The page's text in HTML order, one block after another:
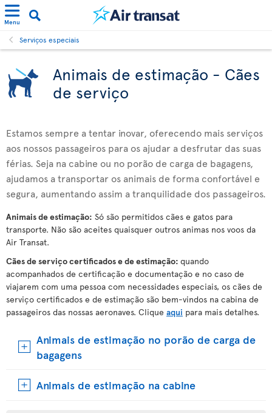
Menu
Serviços especiais
Animais de estimação - Cães
de serviço
Estamos sempre a tentar inovar, oferecendo mais serviços
aos nossos passageiros para os ajudar a desfrutar das suas
férias. Seja na cabine ou no porão de carga de bagagens,
ajudamos a transportar os animais de forma confortável e
segura, aumentando assim a tranquilidade dos passageiros.
Animais de estimação: Só são permitidos cães e gatos para
transporte. Não são aceites quaisquer outros animas nos voos da
Air Transat.
Cães de serviço certificados e de estimação: quando
acompanhados de certificação e documentação e no caso de
viajarem com uma pessoa com necessidades especiais, os cães de
serviço certificados e de estimação são bem-vindos na cabina de
passageiros das nossas aeronaves. Clique aqui para mais detalhes.
Animais de estimação no porão de carga de
bagagens
Animais de estimação na cabine